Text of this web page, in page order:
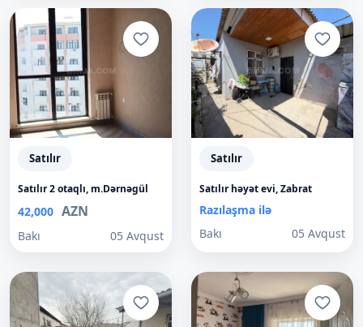
Satılır
Satılır 2 otaqlı, m.Dərnəgül
42,000 AZN
Bakı 05 Avqust
Satılır
Satılır həyət evi, Zabrat
Razılaşma ilə
Bakı
05 Avqust